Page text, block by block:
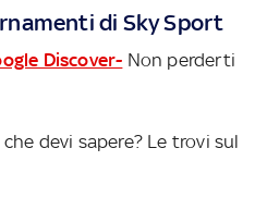
di Sky Sport
Discover- Non perderti
devi sapere? Le trovi sul